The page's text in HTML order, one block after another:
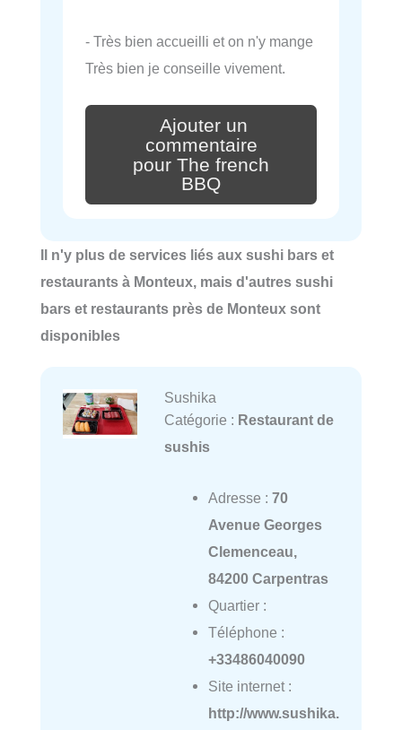
- Très bien accueilli et on n'y mange
Très bien je conseille vivement.
Ajouter un
commentaire
pour The french
BBQ
Il n'y plus de services liés aux sushi bars et
restaurants à Monteux, mais d'autres sushi
bars et restaurants près de Monteux sont
disponibles
Sushika
Catégorie : Restaurant de
sushis
Adresse : 70
Avenue Georges
Clemenceau,
84200 Carpentras
Quartier :
Téléphone :
+33486040090
Site internet :
http://www.sushika.